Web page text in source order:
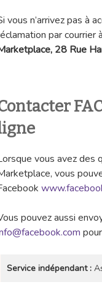
vous n’arrivez pas à
par courrier
28 Rue
vous avez des
vous
pouvez aussi
Service indépendant :